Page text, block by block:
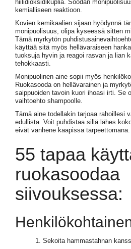
hiilidioksidikuplia. Soodan
kemialliseen reaktioon.
Kovien kemikaalien sijaan hyödynnä
monipuolisuus, olipa kyseessä sitten
Tämä myrkytön
käyttää sitä myös hellävaraiseen
tuoksuja hyvin ja reagoi rasvan ja lian
tehokkaasti.
Monipuolinen aine sopii myös
Ruokasooda on hellävarainen ja
saippuoiden tavoin kuori ihoasi irti. Se
vaihtoehto shampoolle.
Tämä aine todellakin tarjoaa rahoillesi
edullista. Voit puhdistaa sillä lähes
eivät vanhene kaapissa tarpeettomana.
55 tapaa
ruokasoodaa
siivouksessa:
1. Sekoita hammastahnan